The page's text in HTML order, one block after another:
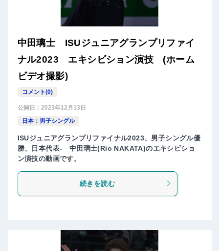
中田璃士 ISUジュニアグランプリファイ
ナル2023 エキシビション演技 (ホーム
ビデオ撮影)
コメント(0)
公開日： 2023年12月13日
日本：男子シングル
ISUジュニアグランプリファイナル2023、男子シングル優
勝、日本代表- 中田璃士(Rio NAKATA)のエキシビショ
ン演技の動画です。
続きを読む